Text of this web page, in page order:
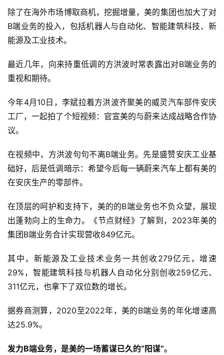
除了在海外市场博取商机，挖掘增量，美的集团也加大了对
B端业务的投入，包括机器人与自动化、智能建筑科技、新
能源及工业技术。
最近几年，向来持重低调的方洪波时常表露出对B端业务的
重视和期待。
今年4月10日，李斌拉着方洪波齐聚美的威灵汽车部件安庆
工厂，一起拍了个短视频：官宣美的与蔚来达成战略合作协
议。
在视频中，方洪波句句不离B端业务。先是盛赞安庆工业基
础好，后是低调暗示：希望今后每一辆蔚来汽车上都有美的
在安庆生产的零部件。
在顶层的呵护和支持下，美的的B端业务也不负众望，展现
出蓬勃向上的生命力。《节点财经》了解到，2023年美的
集团B端业务合计实现营收849亿元。
其中，新能源及工业技术业务一共创收279亿元，增速
29%，智能建筑科技与机器人自动化分别创收259亿元、
311亿元，也拿下了双位数的增长。
据券商测算，2020至2022年，美的B端业务的年化增速高
达25.9%。
发力B端业务，是美的一场蓄谋已久的“阳谋”。